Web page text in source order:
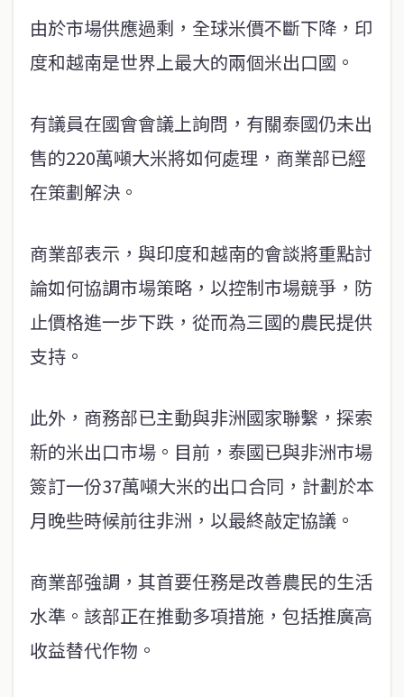
由於市場供應過剩，全球米價不斷下降，印
度和越南是世界上最大的兩個米出口國。
有議員在國會會議上詢問，有關泰國仍未出
售的220萬噸大米將如何處理，商業部已經
在策劃解決。
商業部表示，與印度和越南的會談將重點討
論如何協調市場策略，以控制市場競爭，防
止價格進一步下跌，從而為三國的農民提供
支持。
此外，商務部已主動與非洲國家聯繫，探索
新的米出口市場。目前，泰國已與非洲市場
簽訂一份37萬噸大米的出口合同，計劃於本
月晚些時候前往非洲，以最終敲定協議。
商業部強調，其首要任務是改善農民的生活
水準。該部正在推動多項措施，包括推廣高
收益替代作物。